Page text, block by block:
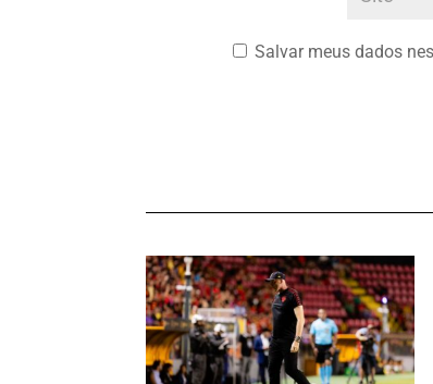
Salvar meus dados